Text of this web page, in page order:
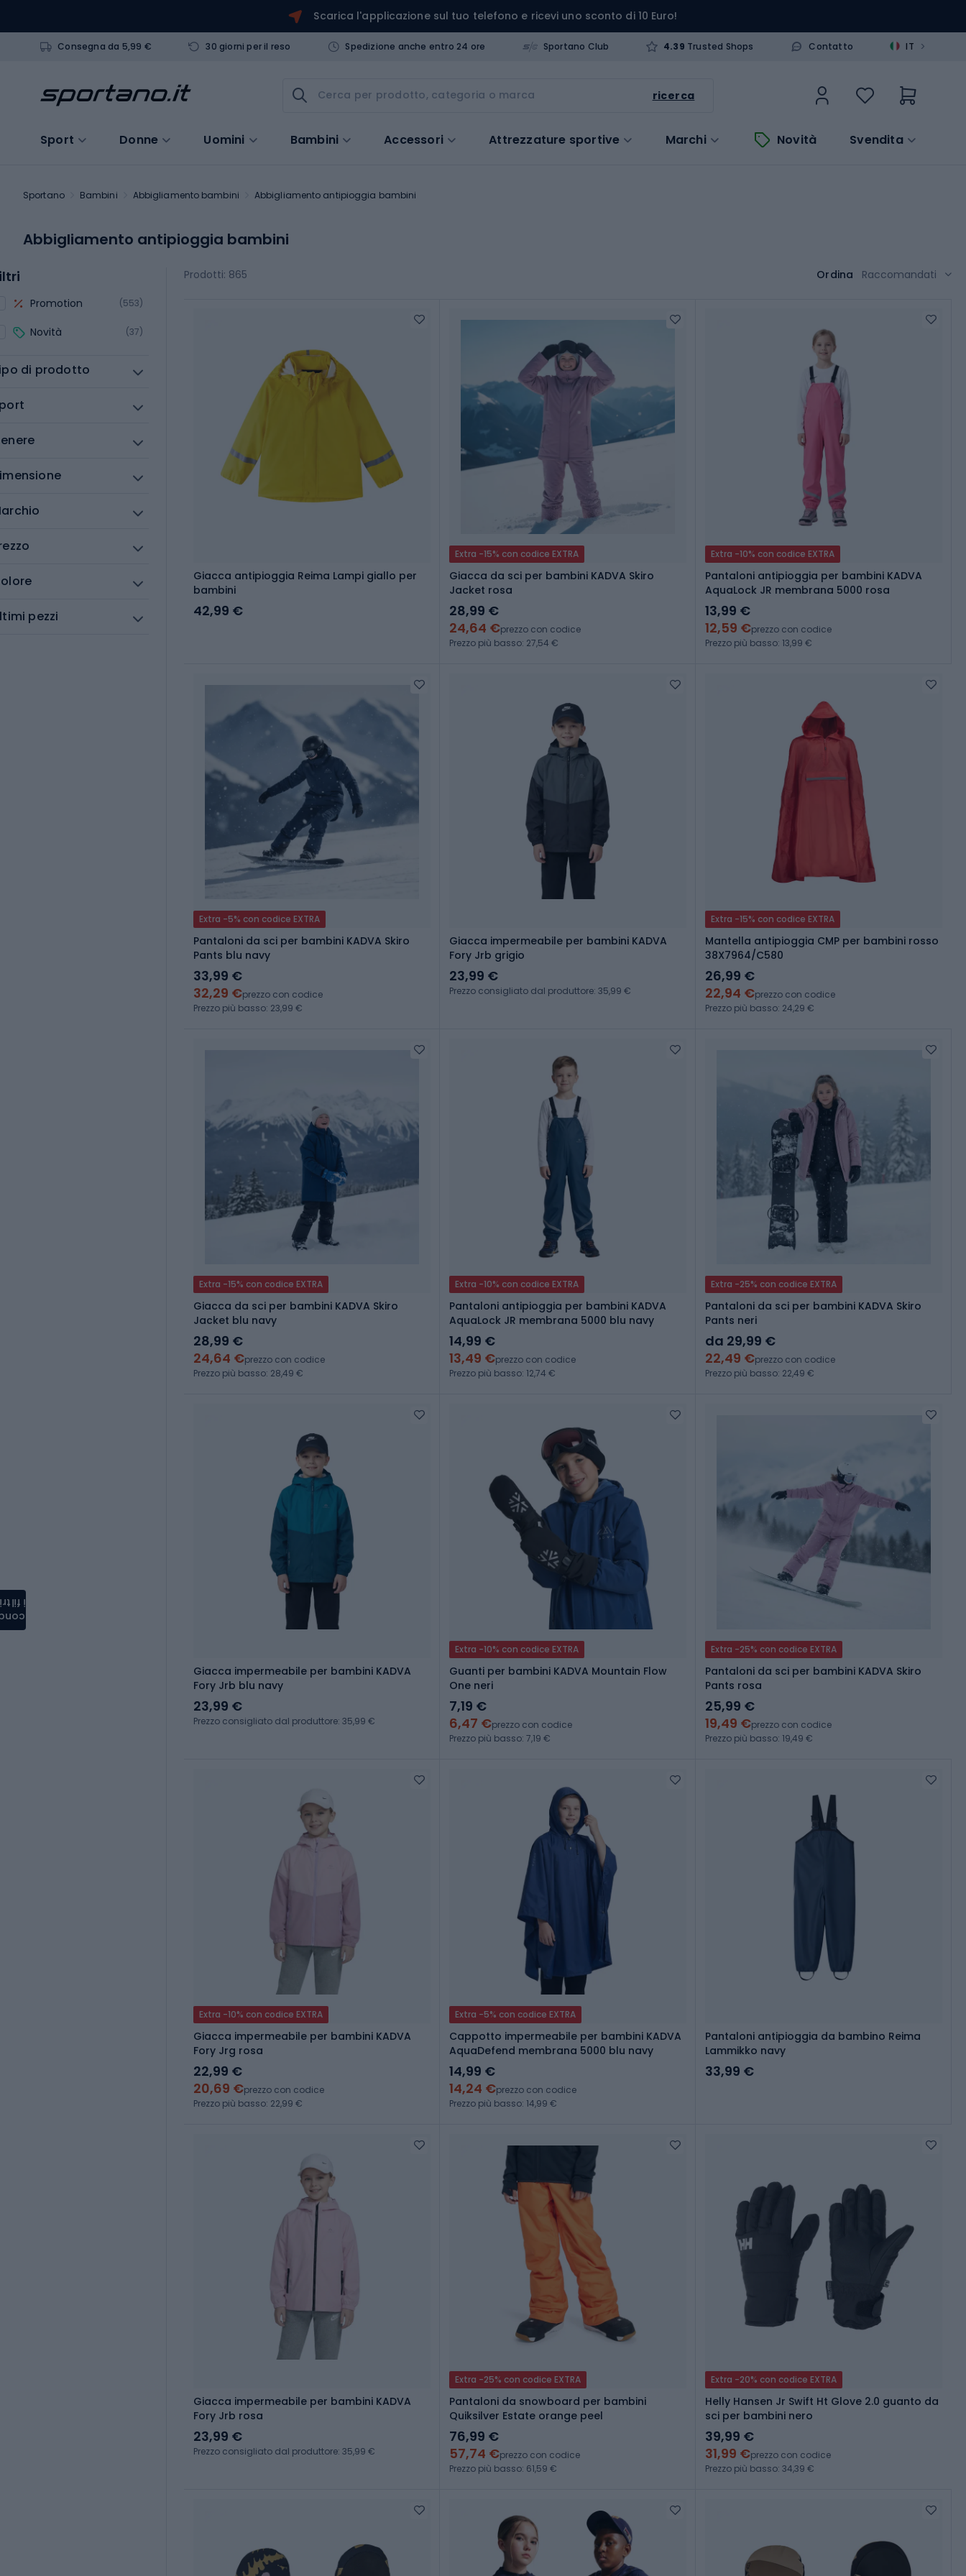
Scarica l'applicazione sul tuo telefono e ricevi uno sconto di 10 Euro!
Consegna da 5,99 € 30 giorni per il reso Spedizione anche entro 24 ore Sportano Club 4.39 Trusted Shops Contatto IT >
ricerca
Sport Donne Uomini Bambini Accessori Attrezzature sportive Marchi Novità Svendita
Sportano Bambini Abbigliamento bambini Abbigliamento antipioggia bambini
Abbigliamento antipioggia bambini
Promotion (553)
Novità (37)
di prodotto
pezzi
Prodotti: 865 Ordina Raccomandati
Giacca antipioggia Reima Lampi giallo per
bambini
42,99 €
Extra -15% con codice EXTRA
Giacca da sci per bambini KADVA Skiro
Jacket rosa
28,99 €
24,64 €prezzo con codice
Prezzo più basso: 27,54 €
Extra -10% con codice EXTRA
Pantaloni antipioggia per bambini KADVA
AquaLock JR membrana 5000 rosa
13,99 €
12,59 €prezzo con codice
Prezzo più basso: 13,99 €
Extra -5% con codice EXTRA
Pantaloni da sci per bambini KADVA Skiro
Pants blu navy
33,99 €
32,29 €prezzo con codice
Prezzo più basso: 23,99 €
Giacca impermeabile per bambini KADVA
Fory Jrb grigio
23,99 €
Prezzo consigliato dal produttore: 35,99 €
Extra -15% con codice EXTRA
Mantella antipioggia CMP per bambini rosso
38X7964/C580
26,99 €
22,94 €prezzo con codice
Prezzo più basso: 24,29 €
Extra -15% con codice EXTRA
Giacca da sci per bambini KADVA Skiro
Jacket blu navy
28,99 €
24,64 €prezzo con codice
Prezzo più basso: 28,49 €
Extra -10% con codice EXTRA
Pantaloni antipioggia per bambini KADVA
AquaLock JR membrana 5000 blu navy
14,99 €
13,49 €prezzo con codice
Prezzo più basso: 12,74 €
Extra -25% con codice EXTRA
Pantaloni da sci per bambini KADVA Skiro
Pants neri
da 29,99 €
22,49 €prezzo con codice
Prezzo più basso: 22,49 €
Giacca impermeabile per bambini KADVA
Fory Jrb blu navy
23,99 €
Prezzo consigliato dal produttore: 35,99 €
Extra -10% con codice EXTRA
Guanti per bambini KADVA Mountain Flow
One neri
7,19 €
6,47 €prezzo con codice
Prezzo più basso: 7,19 €
Extra -25% con codice EXTRA
Pantaloni da sci per bambini KADVA Skiro
Pants rosa
25,99 €
19,49 €prezzo con codice
Prezzo più basso: 19,49 €
Extra -10% con codice EXTRA
Giacca impermeabile per bambini KADVA
Fory Jrg rosa
22,99 €
20,69 €prezzo con codice
Prezzo più basso: 22,99 €
Extra -5% con codice EXTRA
Cappotto impermeabile per bambini KADVA
AquaDefend membrana 5000 blu navy
14,99 €
14,24 €prezzo con codice
Prezzo più basso: 14,99 €
Pantaloni antipioggia da bambino Reima
Lammikko navy
33,99 €
Giacca impermeabile per bambini KADVA
Fory Jrb rosa
23,99 €
Prezzo consigliato dal produttore: 35,99 €
Extra -25% con codice EXTRA
Pantaloni da snowboard per bambini
Quiksilver Estate orange peel
76,99 €
57,74 €prezzo con codice
Prezzo più basso: 61,59 €
Extra -20% con codice EXTRA
Helly Hansen Jr Swift Ht Glove 2.0 guanto da
sci per bambini nero
39,99 €
31,99 €prezzo con codice
Prezzo più basso: 34,39 €
i filtri